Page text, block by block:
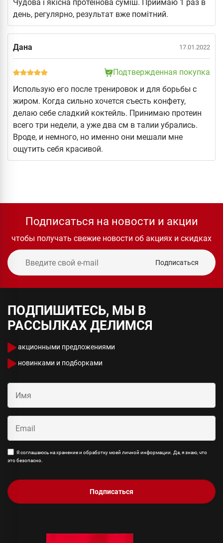
Чудова і якісна протеїнова суміш. Приймаю 1 раз в
день, регулярно, результат вже помітний.
Дана 17.01.2022
Подтвержденная покупка
Использую его после тренировок и для борьбы с
жиром. Когда сильно хочется съесть конфету,
делаю себе сладкий коктейль. Принимаю протеин
всего три недели, а уже два см в талии убрались.
Вроде, и немного, но именно они мешали мне
ощутить себя красивой.
Подписаться на новости и акции
чтобы получать свежие новости об акциях и скидках
Подписаться
ПОДПИШИТЕСЬ, МЫ В
РАССЫЛКАХ ДЕЛИМСЯ
акционными предложениями
новинками и подборками
Я соглашаюсь на хранение и обработку моей личной информации. Да, я знаю, что
это безопасно.
Подписаться